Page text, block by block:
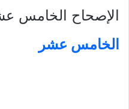
الإصحاح الخامس
الخامس عشر